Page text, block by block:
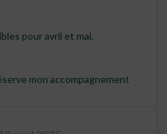
pour avril et mai.
mon accompagnement